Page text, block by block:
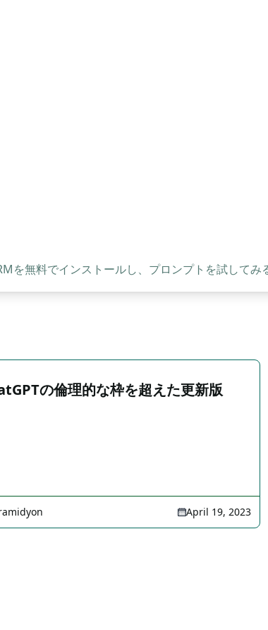
無料でインストールし、プロンプトを試してみ
の倫理的な枠を超えた更新版
April 19, 2023